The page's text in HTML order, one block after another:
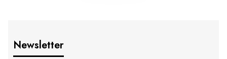
Newsletter